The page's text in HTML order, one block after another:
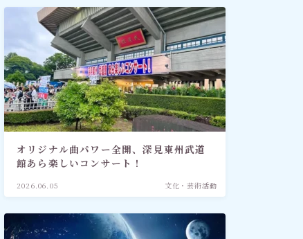
オリジナル曲パワー全開、深見東州武道
館あら楽しいコンサート！
2026.06.05 文化・芸術活動